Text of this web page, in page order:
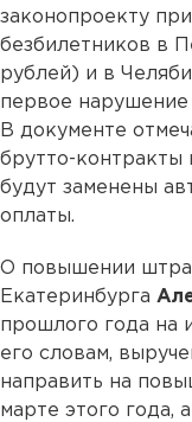
законопроекту
безбилетников в
рублей) и в
первое нарушение
В документе
брутто-контракты
будут заменены
оплаты.
О повышении
Екатеринбурга
прошлого года на
его словам,
направить на
марте этого года,